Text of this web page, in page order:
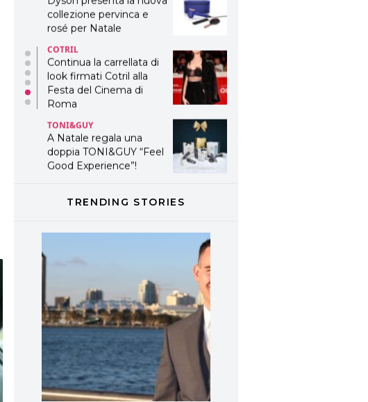
collezione pervinca e
rosé per Natale
COTRIL
Continua la carrellata di
look firmati Cotril alla
Festa del Cinema di
Roma
TONI&GUY
A Natale regala una
doppia TONI&GUY “Feel
Good Experience”!
LABEL.M lancia la sua
DAVINES
cofanetti beauty preziosi
per un regalo adatto ad
ogni capello
TRENDING STORIES